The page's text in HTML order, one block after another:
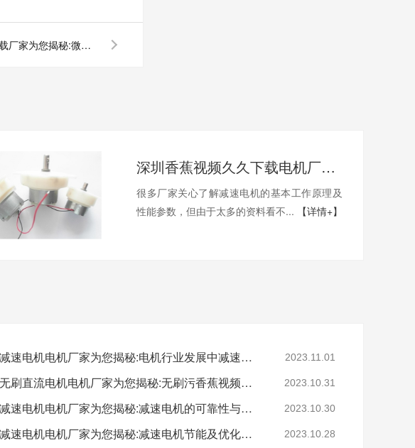
深圳香蕉视频久久下载厂家为您揭秘:微型直流电机：香蕉视频久久下载
深圳香蕉视频久久下载电机厂家为您揭秘:了解减速电机的基本工作原理及性能参数
很多厂家关心了解减速电机的基本工作原理及
性能参数，但由于太多的资料看不...
【详情+】
深圳减速电机电机厂家为您揭秘:电机行业发展中减速电机的市场前景展望 2023.11.01
深圳无刷直流电机电机厂家为您揭秘:无刷污香蕉视频网站的特点及优势分析 2023.10.31
深圳减速电机电机厂家为您揭秘:减速电机的可靠性与故障分析 2023.10.30
深圳减速电机电机厂家为您揭秘:减速电机节能及优化设计策略 2023.10.28